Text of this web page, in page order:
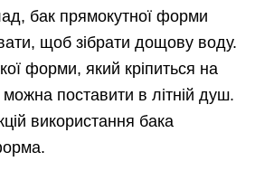
бак прямокутної форми
щоб зібрати дощову воду.
форми, який кріпиться на
поставити в літній душ.
використання бака